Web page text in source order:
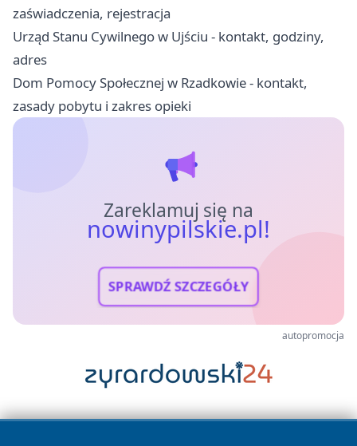
zaświadczenia, rejestracja
Urząd Stanu Cywilnego w Ujściu - kontakt, godziny,
adres
Dom Pomocy Społecznej w Rzadkowie - kontakt,
zasady pobytu i zakres opieki
Zareklamuj się na
nowinypilskie.pl!
SPRAWDŹ SZCZEGÓŁY
autopromocja